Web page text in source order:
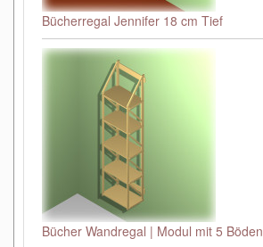
Bücherregal Jennifer 18 cm Tief
Bücher Wandregal | Modul mit 5 Böden